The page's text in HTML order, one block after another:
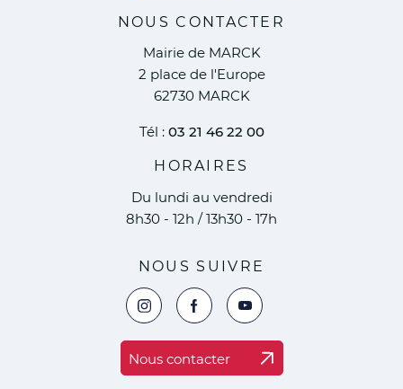
NOUS CONTACTER
Mairie de MARCK
2 place de l'Europe
62730 MARCK
Tél : 03 21 46 22 00
HORAIRES
Du lundi au vendredi
8h30 - 12h / 13h30 - 17h
NOUS SUIVRE
Voir la page Instagram de la ville de
Voir la page Facebook de la ville
Voir le compte YouTube
Nous contacter